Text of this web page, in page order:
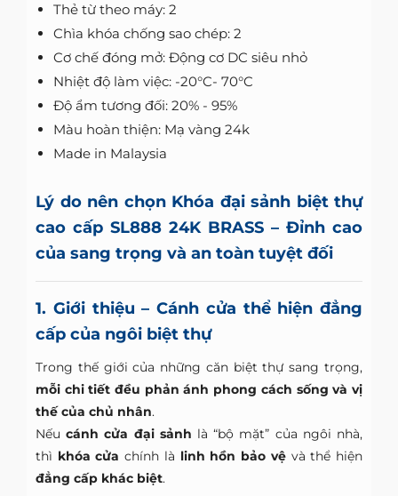
Thẻ từ theo máy: 2
Chìa khóa chống sao chép: 2
Cơ chế đóng mở: Động cơ DC siêu nhỏ
Nhiệt độ làm việc: -20°C- 70°C
Độ ẩm tương đối: 20% - 95%
Màu hoàn thiện: Mạ vàng 24k
Made in Malaysia
Lý do nên chọn Khóa đại sảnh biệt thự
cao cấp SL888 24K BRASS – Đỉnh cao
của sang trọng và an toàn tuyệt đối
1. Giới thiệu – Cánh cửa thể hiện đẳng
cấp của ngôi biệt thự
Trong thế giới của những căn biệt thự sang trọng,
mỗi chi tiết đều phản ánh phong cách sống và vị
thế của chủ nhân.
Nếucánh cửa đại sảnh là “bộ mặt” của ngôi nhà,
thì khóa cửa chính là linh hồn bảo vệvà thể hiện
đẳng cấp khác biệt.